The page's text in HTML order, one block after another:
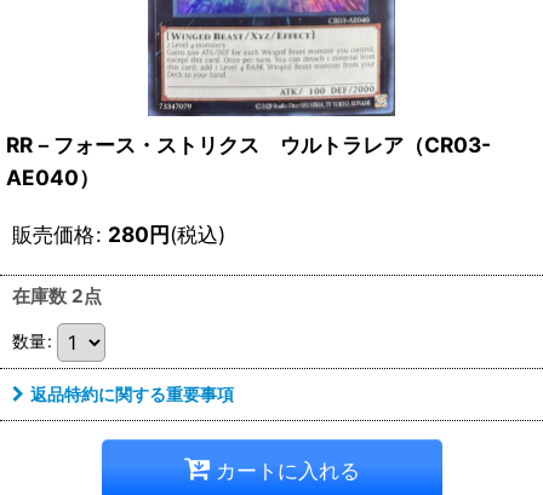
RR－フォース・ストリクス ウルトラレア（CR03-
AE040）
販売価格: 280円(税込)
在庫数 2点
数量:
返品特約に関する重要事項
カートに入れる